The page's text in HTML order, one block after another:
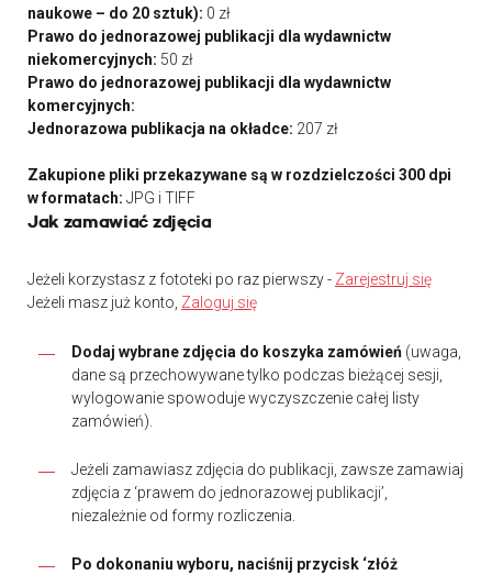
naukowe – do 20 sztuk): 0 zł
Prawo do jednorazowej publikacji dla wydawnictw
niekomercyjnych: 50 zł
Prawo do jednorazowej publikacji dla wydawnictw
komercyjnych:
Jednorazowa publikacja na okładce: 207 zł
Zakupione pliki przekazywane są w rozdzielczości 300 dpi
w formatach: JPG i TIFF
Jak zamawiać zdjęcia
Jeżeli korzystasz z fototeki po raz pierwszy - Zarejestruj się
Jeżeli masz już konto, Zaloguj się
Dodaj wybrane zdjęcia do koszyka zamówień (uwaga,
dane są przechowywane tylko podczas bieżącej sesji,
wylogowanie spowoduje wyczyszczenie całej listy
zamówień).
Jeżeli zamawiasz zdjęcia do publikacji, zawsze zamawiaj
zdjęcia z ‘prawem do jednorazowej publikacji’,
niezależnie od formy rozliczenia.
Po dokonaniu wyboru, naciśnij przycisk ‘złóż